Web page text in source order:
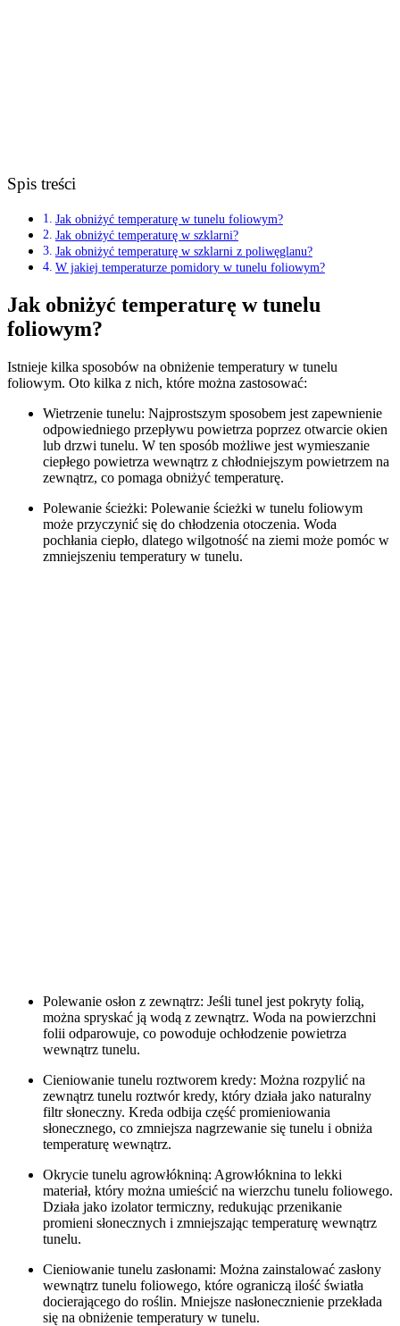
Spis treści
Jak obniżyć temperaturę w tunelu foliowym?
Jak obniżyć temperaturę w szklarni?
Jak obniżyć temperaturę w szklarni z poliwęglanu?
W jakiej temperaturze pomidory w tunelu foliowym?
Jak obniżyć temperaturę w tunelu
foliowym?
Istnieje kilka sposobów na obniżenie temperatury w tunelu
foliowym. Oto kilka z nich, które można zastosować:
Wietrzenie tunelu: Najprostszym sposobem jest zapewnienie
odpowiedniego przepływu powietrza poprzez otwarcie okien
lub drzwi tunelu. W ten sposób możliwe jest wymieszanie
ciepłego powietrza wewnątrz z chłodniejszym powietrzem na
zewnątrz, co pomaga obniżyć temperaturę.
Polewanie ścieżki: Polewanie ścieżki w tunelu foliowym
może przyczynić się do chłodzenia otoczenia. Woda
pochłania ciepło, dlatego wilgotność na ziemi może pomóc w
zmniejszeniu temperatury w tunelu.
Polewanie osłon z zewnątrz: Jeśli tunel jest pokryty folią,
można spryskać ją wodą z zewnątrz. Woda na powierzchni
folii odparowuje, co powoduje ochłodzenie powietrza
wewnątrz tunelu.
Cieniowanie tunelu roztworem kredy: Można rozpylić na
zewnątrz tunelu roztwór kredy, który działa jako naturalny
filtr słoneczny. Kreda odbija część promieniowania
słonecznego, co zmniejsza nagrzewanie się tunelu i obniża
temperaturę wewnątrz.
Okrycie tunelu agrowłókniną: Agrowłóknina to lekki
materiał, który można umieścić na wierzchu tunelu foliowego.
Działa jako izolator termiczny, redukując przenikanie
promieni słonecznych i zmniejszając temperaturę wewnątrz
tunelu.
Cieniowanie tunelu zasłonami: Można zainstalować zasłony
wewnątrz tunelu foliowego, które ograniczą ilość światła
docierającego do roślin. Mniejsze nasłonecznienie przekłada
się na obniżenie temperatury w tunelu.